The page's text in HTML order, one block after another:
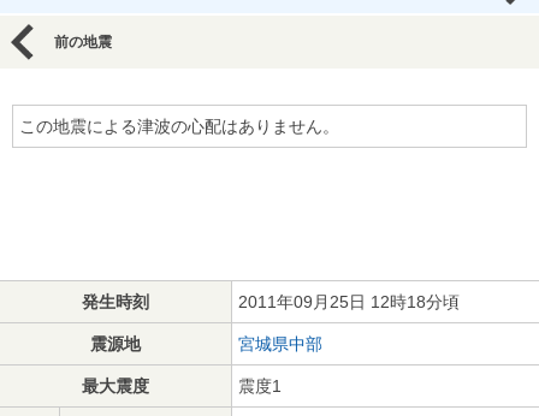
前の地震
この地震による津波の心配はありません。
発生時刻 2011年09月25日 12時18分頃
震源地 宮城県中部
最大震度 震度1